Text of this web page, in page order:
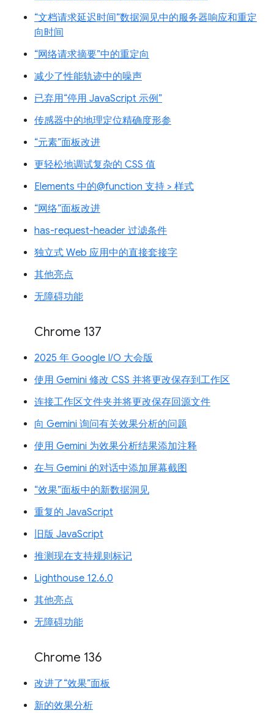
“文档请求延迟时间”数据洞见中的服务器响应和重定
向时间
“网络请求摘要”中的重定向
减少了性能轨迹中的噪声
已弃用“停用 JavaScript 示例”
传感器中的地理定位精确度形参
“元素”面板改进
更轻松地调试复杂的 CSS 值
Elements 中的@function 支持 > 样式
“网络”面板改进
has-request-header 过滤条件
独立式 Web 应用中的直接套接字
其他亮点
无障碍功能
Chrome 137
2025 年 Google I/O 大会版
使用 Gemini 修改 CSS 并将更改保存到工作区
连接工作区文件夹并将更改保存回源文件
向 Gemini 询问有关效果分析的问题
使用 Gemini 为效果分析结果添加注释
在与 Gemini 的对话中添加屏幕截图
“效果”面板中的新数据洞见
重复的 JavaScript
旧版 JavaScript
推测现在支持规则标记
Lighthouse 12.6.0
其他亮点
无障碍功能
Chrome 136
改进了“效果”面板
新的效果分析